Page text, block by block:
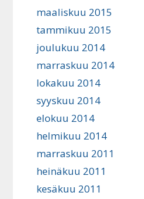
maaliskuu 2015
tammikuu 2015
joulukuu 2014
marraskuu 2014
lokakuu 2014
syyskuu 2014
elokuu 2014
helmikuu 2014
marraskuu 2011
heinäkuu 2011
kesäkuu 2011